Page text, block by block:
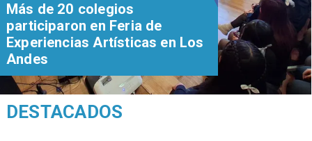
Más de 20 colegios
participaron en Feria de
Experiencias Artísticas en Los
Andes
DESTACADOS